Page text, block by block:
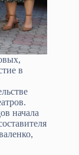
в
начала